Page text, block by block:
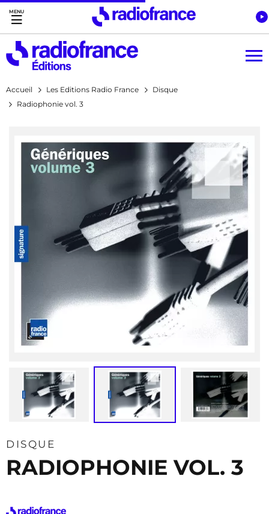
Accès direct :
Menu principal
Contenu
Accueil Les Editions Radio France
Disque
Radiophonie vol. 3
DISQUE
RADIOPHONIE VOL. 3